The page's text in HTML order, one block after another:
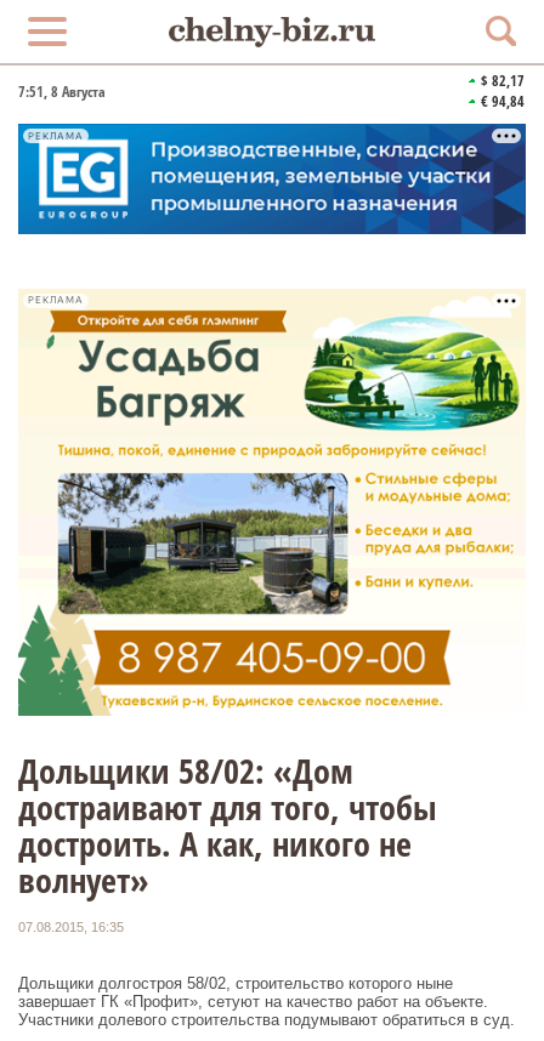
7:51, 8 Августа
$ 82,17
€ 94,84
РЕКЛАМА
РЕКЛАМА
Дольщики 58/02: «Дом
достраивают для того, чтобы
достроить. А как, никого не
волнует»
07.08.2015, 16:35
Дольщики долгостроя 58/02, строительство которого ныне
завершает ГК «Профит», сетуют на качество работ на объекте.
Участники долевого строительства подумывают обратиться в суд.